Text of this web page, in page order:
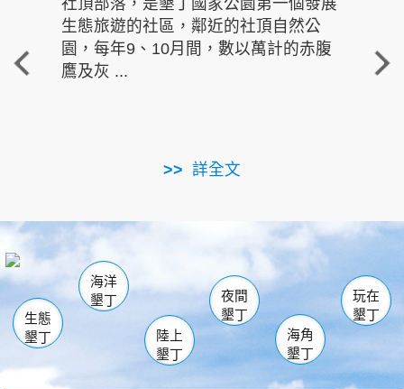
生態旅遊的社區，鄰近的社頂自然公
園，每年9、10月間，數以萬計的赤腹
鷹及灰 ...
詳全文
重
走進
南仁湖
海生館
恆春 佳樂水
龍鑾潭自然中心 森林遊樂區
瓊麻館
關山 墾管處遊客中心
社頂公園 風吹沙
船帆石
白砂 龍磐公園
香蕉灣
砂島
鵝鑾鼻
生態
墾丁
海洋
墾丁
陸上
墾丁
夜間
墾丁
海角
墾丁
玩在
墾丁